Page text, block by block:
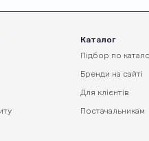
Каталог
Підбор по
Бренди на сайті
Для клієнтів
Постачальникам